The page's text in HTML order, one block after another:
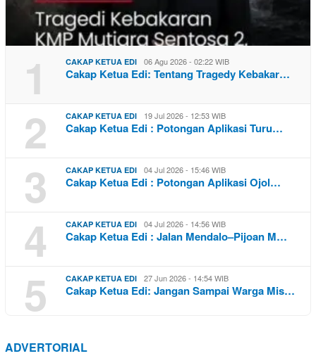
1 CAKAP KETUA EDI 06 Agu 2026 - 02:22 WIB
Cakap Ketua Edi: Tentang Tragedy Kebakar…
2 CAKAP KETUA EDI 19 Jul 2026 - 12:53 WIB
Cakap Ketua Edi : Potongan Aplikasi Turu…
3 CAKAP KETUA EDI 04 Jul 2026 - 15:46 WIB
Cakap Ketua Edi : Potongan Aplikasi Ojol…
4 CAKAP KETUA EDI 04 Jul 2026 - 14:56 WIB
Cakap Ketua Edi : Jalan Mendalo–Pijoan M…
5 CAKAP KETUA EDI 27 Jun 2026 - 14:54 WIB
Cakap Ketua Edi: Jangan Sampai Warga Mis…
ADVERTORIAL